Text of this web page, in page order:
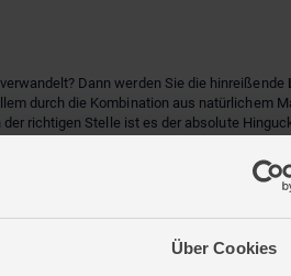
Über Cookies
Dann werden Sie die hinreißende
durch die Kombination aus natürlichem
richtigen Stelle ist es der absolute
auch hervorragend, um die müßigen